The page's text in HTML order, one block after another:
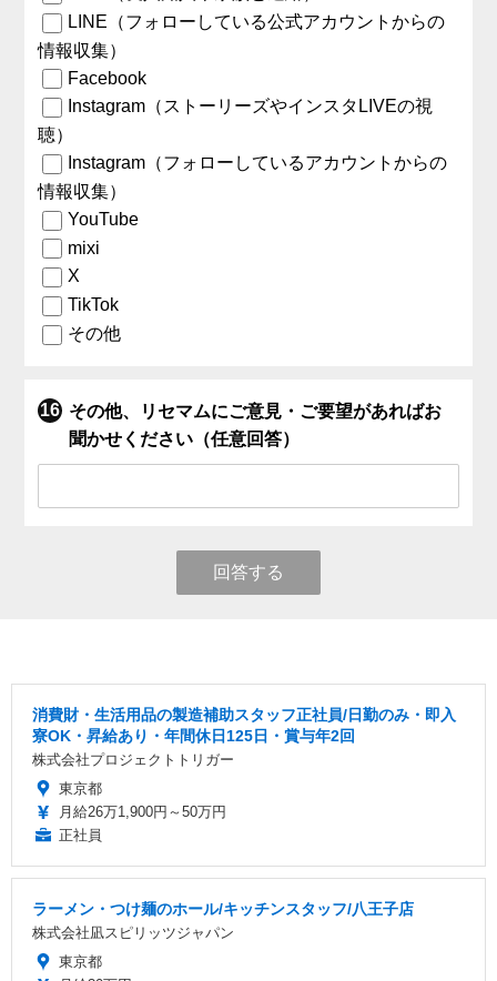
LINE（フォローしている公式アカウントからの
情報収集）
Facebook
Instagram（ストーリーズやインスタLIVEの視
聴）
Instagram（フォローしているアカウントからの
情報収集）
YouTube
mixi
X
TikTok
その他
その他、リセマムにご意見・ご要望があればお
聞かせください（任意回答）
回答する
消費財・生活用品の製造補助スタッフ正社員/日勤のみ・即入
寮OK・昇給あり・年間休日125日・賞与年2回
株式会社プロジェクトトリガー
東京都
月給26万1,900円～50万円
正社員
ラーメン・つけ麺のホール/キッチンスタッフ/八王子店
株式会社凪スピリッツジャパン
東京都